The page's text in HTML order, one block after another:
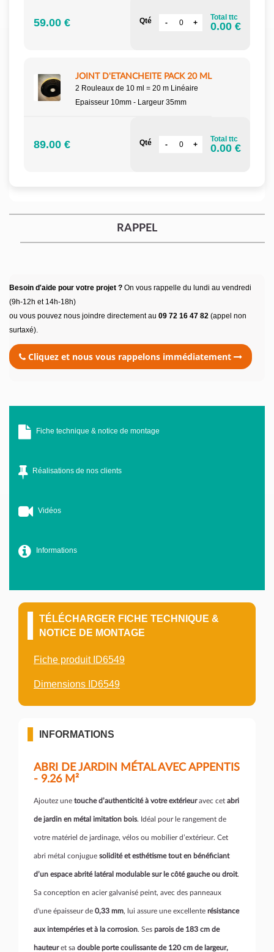
59.00 € Qté Total ttc
0.00 €
JOINT D'ETANCHEITE PACK 20 ML
2 Rouleaux de 10 ml = 20 m Linéaire
Epaisseur 10mm - Largeur 35mm
89.00 € Qté Total ttc
0.00 €
RAPPEL
Besoin d'aide pour votre projet ? On vous rappelle du lundi au vendredi
(9h-12h et 14h-18h)
ou vous pouvez nous joindre directement au 09 72 16 47 82 (appel non
surtaxé).
Cliquez et nous vous rappelons immédiatement
Fiche technique & notice de montage
Réalisations de nos clients
Vidéos
Informations
TÉLÉCHARGER FICHE TECHNIQUE &
NOTICE DE MONTAGE
Fiche produit ID6549
Dimensions ID6549
INFORMATIONS
ABRI DE JARDIN MÉTAL AVEC APPENTIS
- 9.26 M²
Ajoutez une touche d’authenticité à votre extérieuravec cet abri
de jardin en métal imitation bois. Idéal pour le rangement de
votre matériel de jardinage, vélos ou mobilier d’extérieur. Cet
abri métal conjugue solidité et esthétisme tout en bénéficiant
d’un espace abrité latéral modulable sur lecôté gauche ou droit.
Sa conception en acier galvanisé peint, avec des panneaux
d'une épaisseur de 0,33 mm, lui assure une excellente résistance
aux intempéries et à la corrosion. Ses parois de 183 cm de
hauteuret sa double porte coulissante de 120 cm de largeur,